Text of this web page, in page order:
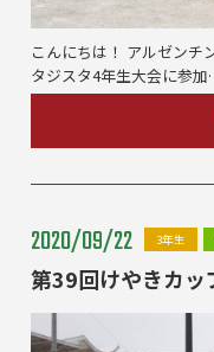
こんにちは！ アルゼンチ
タジスタ4年生大会に参
2020/09/22 3年生
第39回けやきカ